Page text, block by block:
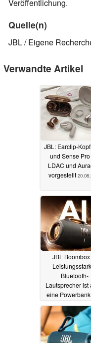
Veröffentlichung.
Quelle(n)
JBL / Eigene
Verwandte Artikel
JBL: Earclip-
und Sense Pro
LDAC und
vorgestellt
JBL
Bluetooth-
Lautsprecher ist
eine